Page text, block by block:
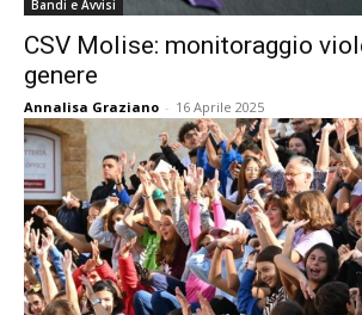
Bandi e Avvisi
CSV Molise: monitoraggio
genere
Annalisa Graziano - 16 Aprile 2025